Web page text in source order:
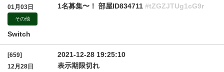
01月03日
その他
Switch
1名募集〜！ 部屋ID834711 #tZGZJTUg1cG9r
[659]
12月28日
2021-12-28 19:25:10
表示期限切れ